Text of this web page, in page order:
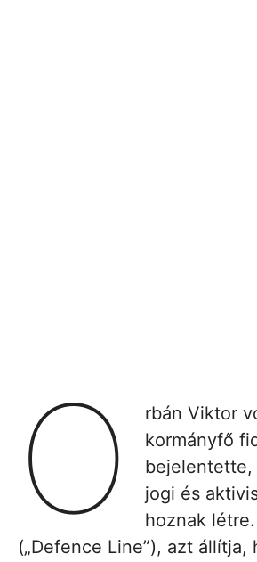
O
rbán Viktor
kormányfő
bejelentette,
jogi és
hoznak létre.
(„Defence Line”), azt állítja,